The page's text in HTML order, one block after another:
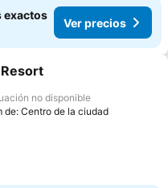
exactos
Ver precios
a favoritos
no disponible
de: Centro de la ciudad